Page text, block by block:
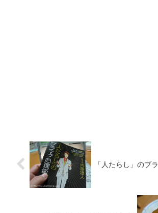
「人たらし」のブ